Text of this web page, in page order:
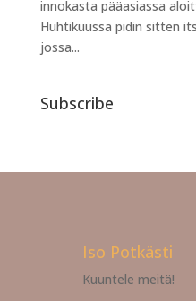
innokasta pääasiassa
Huhtikuussa pidin sitten
jossa...
Subscribe
Iso Potkästi
Kuuntele meitä!